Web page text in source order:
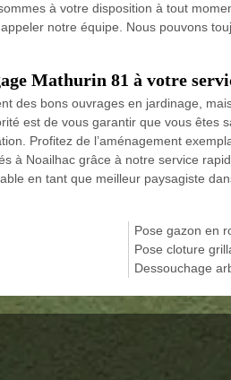
à votre disposition à tout
notre équipe. Nous pouvons
Mathurin 81 à votre
des bons ouvrages en jardinage,
est de vous garantir que vous êtes
Profitez de l’aménagement
à Noailhac grâce à notre service
en tant que meilleur paysagiste
Pose gazon en
Pose cloture
Dessouchage